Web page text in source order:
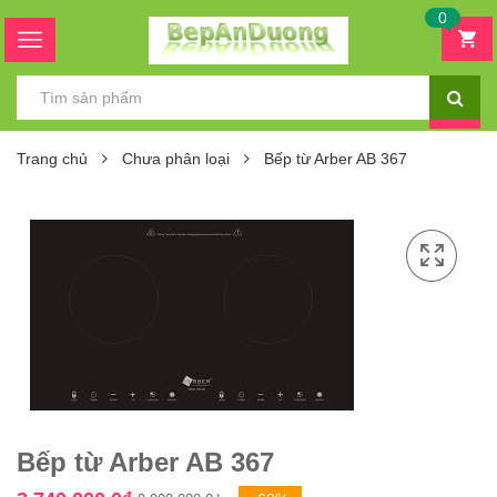
0
Trang chủ Chưa phân loại Bếp từ Arber AB 367
Bếp từ Arber AB 367